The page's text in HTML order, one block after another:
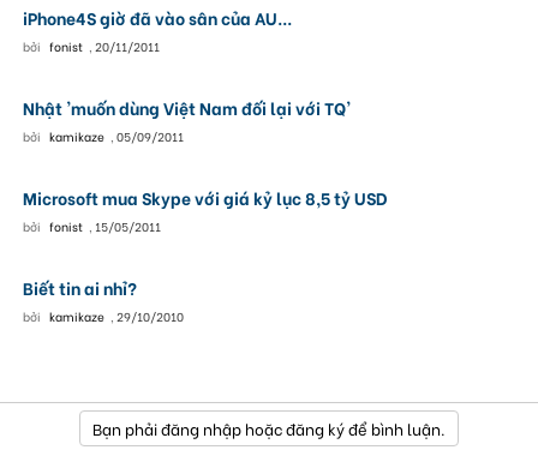
iPhone4S giờ đã vào sân của AU...
bởi fonist , 20/11/2011
Nhật 'muốn dùng Việt Nam đối lại với TQ'
bởi kamikaze , 05/09/2011
Microsoft mua Skype với giá kỷ lục 8,5 tỷ USD
bởi fonist , 15/05/2011
Biết tin ai nhỉ?
bởi kamikaze , 29/10/2010
Bạn phải đăng nhập hoặc đăng ký để bình luận.